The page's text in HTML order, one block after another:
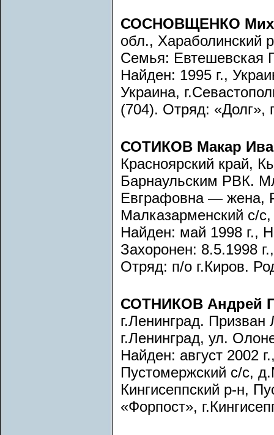
СОСНОВЩЕНКО
обл., Хараболинский
Семья: Евтешевская
Найден: 1995 г.,
Украина,
(704). Отряд: «Долг»,
СОТИКОВ Макар
Красноярский край,
Барнаульским РВК.
Евграфовна — жена,
Малказарменский с/
Найден: май 1998 г.,
Захоронен: 8.5.1998
Отряд: п/о г.Киров.
СОТНИКОВ Андрей
г.Ленинград.
г.Ленинград, ул.
Найден: август 2002
Пустомержский с/с,
Кингисеппский р-н,
«Форпост»,